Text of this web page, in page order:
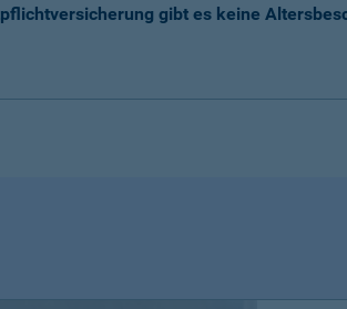
gibt es keine